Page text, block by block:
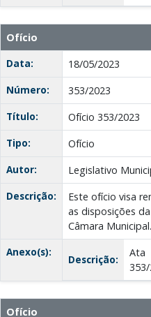
Ofício
Data:
18/05/2023
Número:
353/2023
Título:
Ofício 353/2023
Tipo:
Ofício
Autor:
Legislativo
Descrição:
Este ofício visa
as disposições
Câmara
Anexo(s):
Descrição:
Ata
Ofício